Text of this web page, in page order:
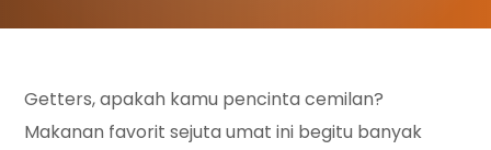
Getters, apakah kamu pencinta cemilan?
Makanan favorit sejuta umat ini begitu banyak